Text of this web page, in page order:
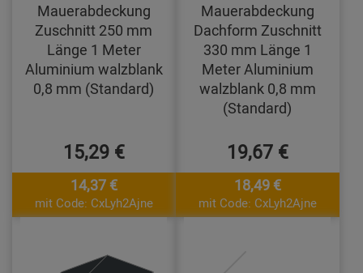
Mauerabdeckung
Zuschnitt 250 mm
Länge 1 Meter
Aluminium walzblank
0,8 mm (Standard)
15,29 €
14,37 €
mit Code: CxLyh2Ajne
Mauerabdeckung
Dachform Zuschnitt
330 mm Länge 1
Meter Aluminium
walzblank 0,8 mm
(Standard)
19,67 €
18,49 €
mit Code: CxLyh2Ajne